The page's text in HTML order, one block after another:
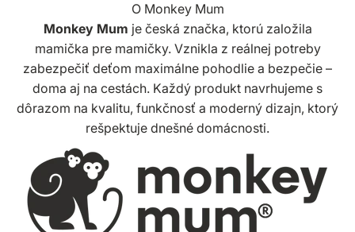
O Monkey Mum
Monkey Mum je česká značka, ktorú založila
mamička pre mamičky. Vznikla z reálnej potreby
zabezpečiť deťom maximálne pohodlie a bezpečie –
doma aj na cestách. Každý produkt navrhujeme s
dôrazom na kvalitu, funkčnosť a moderný dizajn, ktorý
rešpektuje dnešné domácnosti.